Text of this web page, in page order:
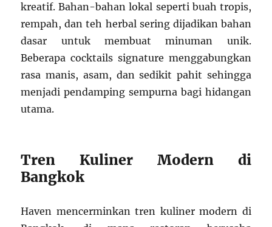
kreatif. Bahan-bahan lokal seperti buah tropis,
rempah, dan teh herbal sering dijadikan bahan
dasar untuk membuat minuman unik.
Beberapa cocktails signature menggabungkan
rasa manis, asam, dan sedikit pahit sehingga
menjadi pendamping sempurna bagi hidangan
utama.
Tren Kuliner Modern di
Bangkok
Haven mencerminkan tren kuliner modern di